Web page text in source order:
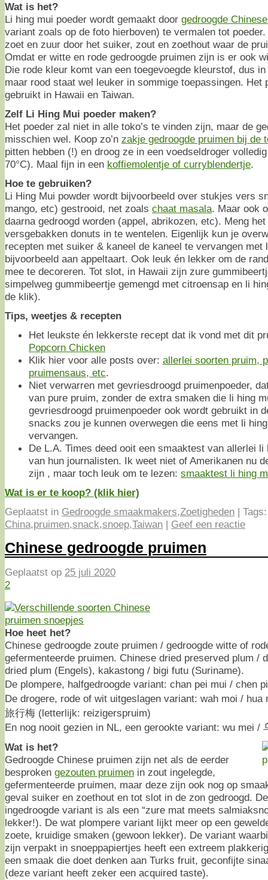
Wat is het?
Li hing mui poeder wordt gemaakt door gedroogde
variant zoals op de foto hierboven) te vermalen tot
zoet en zuur door het suiker, zout en zoethout waar de
Omdat er witte en rode gedroogde pruimen zijn is er ook
Die rode kleur komt van een toegevoegde kleurstof, dus
maar rood staat wel leuker in sommige toepassingen. Het
gebruikt in Hawaii en Taiwan.
Zelf Li Hing Mui poeder maken?
Het poeder zal niet in alle toko’s te vinden zijn, maar de
misschien wel. Koop zo’n zakje gedroogde pruimen bij de
pitten hebben (!) en droog ze in een voedseldroger
70°C). Maal fijn in een koffiemolentje of curryblendertje.
Hoe te gebruiken?
Li Hing Mui powder wordt bijvoorbeeld over stukjes vers
mango, etc) gestrooid, net zoals chaat masala. Maar ook
daarna gedroogd worden (appel, abrikozen, etc). Meng
versgebakken donuts in te wentelen. Eigenlijk kun je
recepten met suiker & kaneel de kaneel te vervangen met
bijvoorbeeld aan appeltaart. Ook leuk én lekker om de
mee te decoreren. Tot slot, in Hawaii zijn zure
simpelweg gummibeertje gemengd met citroensap en li
de klik).
Tips, weetjes & recepten
Het leukste én lekkerste recept dat ik vond met dit
Popcorn Chicken
Klik hier voor alle posts over: allerlei soorten pruim,
pruimensaus, etc.
Niet verwarren met gevriesdroogd pruimenpoeder,
van pure pruim, zonder de extra smaken die li hing
gevriesdroogd pruimenpoeder ook wordt gebruikt in
snacks zou je kunnen overwegen die eens met li
vervangen.
De L.A. Times deed ooit een smaaktest van allerlei
van hun journalisten. Ik weet niet of Amerikanen nu
zijn , maar toch leuk om te lezen: smaaktest li hing
Wat is er te koop? (klik hier)
Geplaatst in Gedroogde smaakmakers,Zoetigheden | Tags:
China,pruimen,snack,snoep,Taiwan | Geef een reactie
Chinese gedroogde pruimen
Geplaatst op 25 juli 2020
2
Hoe heet het?
Chinese gedroogde zoute pruimen / gedroogde witte of
gefermenteerde pruimen. Chinese dried preserved plum /
dried plum (Engels), kakastong / bigi futu (Suriname).
De plompere, halfgedroogde variant: chan pei mui / chen
De drogere, rode of wit uitgeslagen variant: wah moi /
旅行梅 (letterlijk: reizigerspruim)
En nog nooit gezien in NL, een gerookte variant: wu mei /
Wat is het?
Gedroogde Chinese pruimen zijn net als de eerder
besproken gezouten pruimen in zout ingelegde,
gefermenteerde pruimen, maar deze zijn ook nog op
geval suiker en zoethout en tot slot in de zon gedroogd.
ingedroogde variant is als een “zure mat meets
lekker!). De wat plompere variant lijkt meer op een
zoete, kruidige smaken (gewoon lekker). De variant
zijn verpakt in snoeppapiertjes heeft een extreem
een smaak die doet denken aan Turks fruit, geconfijte
(deze variant heeft zeker een acquired taste).